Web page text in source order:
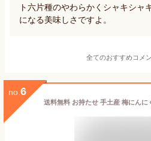
ト六片種のやわらかくシャキシャ
になる美味しさですよ。
全てのおすすめコメ
no. 6